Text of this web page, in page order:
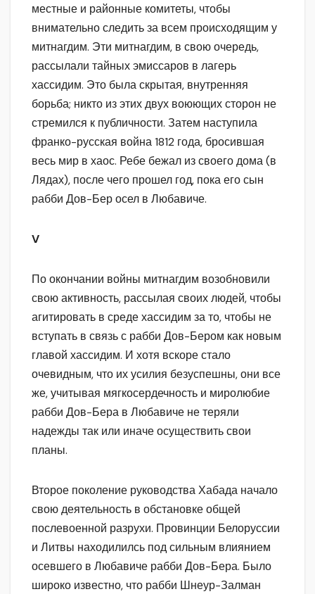
местные и районные комитеты, чтобы
внимательно следить за всем происходящим у
митнагдим. Эти митнагдим, в свою очередь,
рассылали тайных эмиссаров в лагерь
хассидим. Это была скрытая, внутренняя
борьба; никто из этих двух воюющих сторон не
стремился к публичности. Затем наступила
франко-русская война 1812 года, бросившая
весь мир в хаос. Ребе бежал из своего дома (в
Лядах), после чего прошел год, пока его сын
рабби Дов-Бер осел в Любавиче.
V
По окончании войны митнагдим возобновили
свою активность, рассылая своих людей, чтобы
агитировать в среде хассидим за то, чтобы не
вступать в связь с рабби Дов-Бером как новым
главой хассидим. И хотя вскоре стало
очевидным, что их усилия безуспешны, они все
же, учитывая мягкосердечность и миролюбие
рабби Дов-Бера в Любавиче не теряли
надежды так или иначе осуществить свои
планы.
Второе поколение руководства Хабада начало
свою деятельность в обстановке общей
послевоенной разрухи. Провинции Белоруссии
и Литвы находилилсь под сильным влиянием
осевшего в Любавиче рабби Дов-Бера. Было
широко известно, что рабби Шнеур-Залман